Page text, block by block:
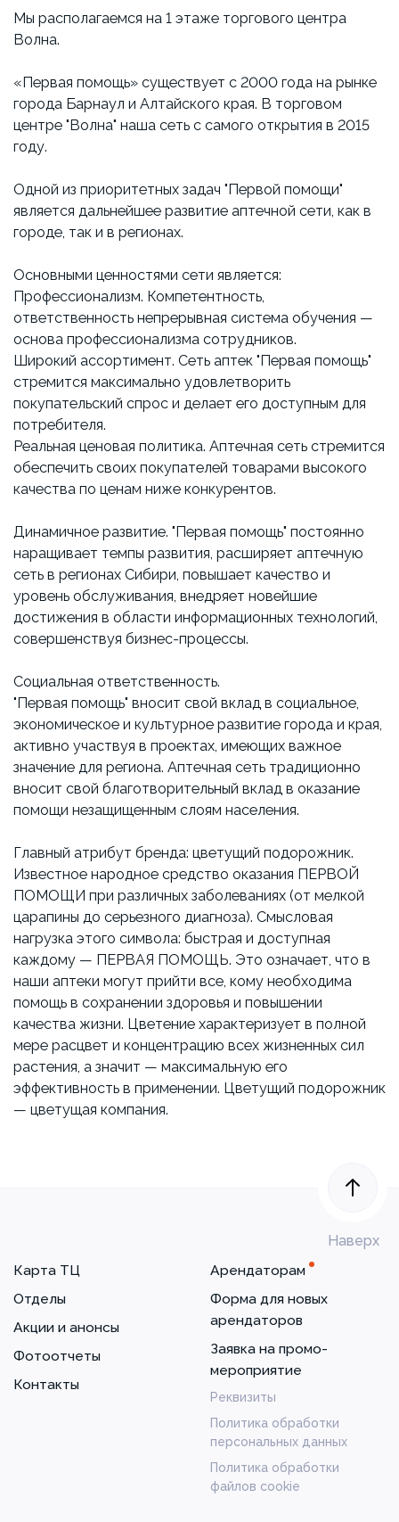
Мы располагаемся на 1 этаже торгового центра
Волна.
«Первая помощь» существует с 2000 года на рынке
города Барнаул и Алтайского края. В торговом
центре "Волна" наша сеть с самого открытия в 2015
году.
Одной из приоритетных задач "Первой помощи"
является дальнейшее развитие аптечной сети, как в
городе, так и в регионах.
Основными ценностями сети является:
Профессионализм. Компетентность,
ответственность непрерывная система обучения —
основа профессионализма сотрудников.
Широкий ассортимент. Сеть аптек "Первая помощь"
стремится максимально удовлетворить
покупательский спрос и делает его доступным для
потребителя.
Реальная ценовая политика. Аптечная сеть стремится
обеспечить своих покупателей товарами высокого
качества по ценам ниже конкурентов.
Динамичное развитие. "Первая помощь" постоянно
наращивает темпы развития, расширяет аптечную
сеть в регионах Сибири, повышает качество и
уровень обслуживания, внедряет новейшие
достижения в области информационных технологий,
совершенствуя бизнес-процессы.
Социальная ответственность.
"Первая помощь" вносит свой вклад в социальное,
экономическое и культурное развитие города и края,
активно участвуя в проектах, имеющих важное
значение для региона. Аптечная сеть традиционно
вносит свой благотворительный вклад в оказание
помощи незащищенным слоям населения.
Главный атрибут бренда: цветущий подорожник.
Известное народное средство оказания ПЕРВОЙ
ПОМОЩИ при различных заболеваниях (от мелкой
царапины до серьезного диагноза). Смысловая
нагрузка этого символа: быстрая и доступная
каждому — ПЕРВАЯ ПОМОЩЬ. Это означает, что в
наши аптеки могут прийти все, кому необходима
помощь в сохранении здоровья и повышении
качества жизни. Цветение характеризует в полной
мере расцвет и концентрацию всех жизненных сил
растения, а значит — максимальную его
эффективность в применении. Цветущий подорожник
— цветущая компания.
Наверх
Карта ТЦ
Отделы
Акции и анонсы
Фотоотчеты
Контакты
Арендаторам
Форма для новых
арендаторов
Заявка на промо-
мероприятие
Реквизиты
Политика обработки
персональных данных
Политика обработки
файлов cookie